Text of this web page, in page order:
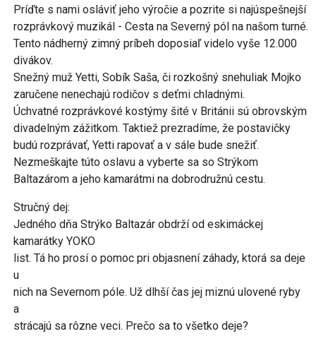
Príďte s nami osláviť jeho výročie a pozrite si najúspešnejší
rozprávkový muzikál - Cesta na Severný pól na našom turné.
Tento nádherný zimný príbeh doposiaľ videlo vyše 12.000
divákov.
Snežný muž Yetti, Sobík Saša, či rozkošný snehuliak Mojko
zaručene nenechajú rodičov s deťmi chladnými.
Úchvatné rozprávkové kostýmy šité v Británii sú obrovským
divadelným zážitkom. Taktiež prezradíme, že postavičky
budú rozprávať, Yetti rapovať a v sále bude snežiť.
Nezmeškajte túto oslavu a vyberte sa so Strýkom
Baltazárom a jeho kamarátmi na dobrodružnú cestu.
Stručný dej:
Jedného dňa Strýko Baltazár obdrží od eskimáckej
kamarátky YOKO
list. Tá ho prosí o pomoc pri objasnení záhady, ktorá sa deje
u
nich na Severnom póle. Už dlhší čas jej miznú ulovené ryby
a
strácajú sa rôzne veci. Prečo sa to všetko deje?